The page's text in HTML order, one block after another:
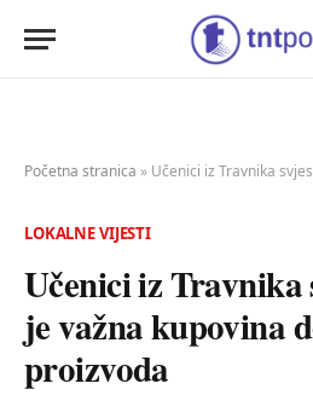
Početna stranica » Učenici iz Travnika svjesni
LOKALNE VIJESTI
Učenici iz
je važna kupovina
proizvoda